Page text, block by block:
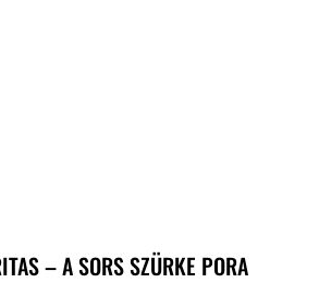
– A SORS SZÜRKE PORA